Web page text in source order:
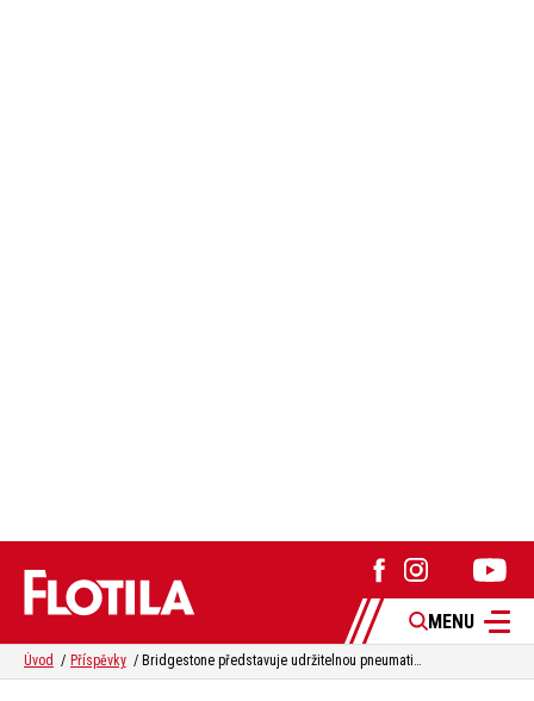
MENU
Úvod Příspěvky Bridgestone představuje udržitelnou pneumatiku Potenza Sport